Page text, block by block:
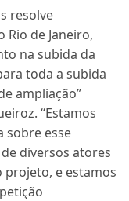
resolve
de Janeiro,
na subida da
toda a subida
ampliação”
“Estamos
sobre esse
diversos atores
projeto, e estamos